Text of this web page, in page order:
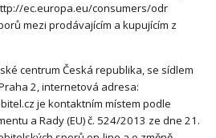
ec.europa.eu/consumers/odr
mezi prodávajícím a kupujícím z
centrum Česká republika, se sídlem
2, internetová adresa:
je kontaktním místem podle
a Rady (EU) č. 524/2013 ze dne 21.